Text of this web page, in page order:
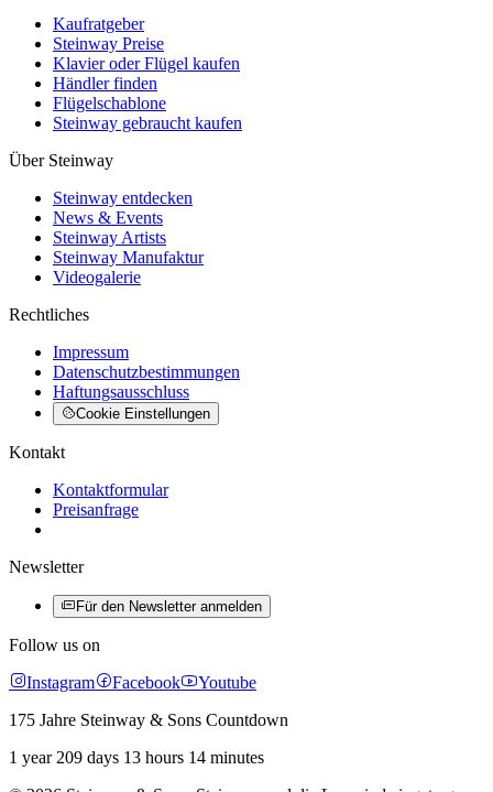
Kaufratgeber
Steinway Preise
Klavier oder Flügel kaufen
Händler finden
Flügelschablone
Steinway gebraucht kaufen
Über Steinway
Steinway entdecken
News & Events
Steinway Artists
Steinway Manufaktur
Videogalerie
Rechtliches
Impressum
Datenschutzbestimmungen
Haftungsausschluss
Cookie Einstellungen
Kontakt
Kontaktformular
Preisanfrage
Newsletter
Für den Newsletter anmelden
Follow us on
Instagram
Facebook
Youtube
175 Jahre Steinway & Sons Countdown
1 year 209 days 13 hours 14 minutes